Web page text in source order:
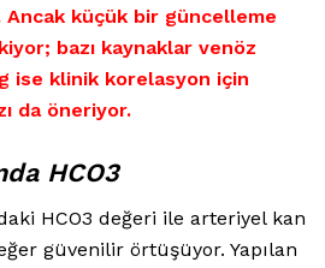
küçük bir güncelleme
bazı kaynaklar venöz
ise klinik korelasyon için
da öneriyor.
HCO3
HCO3 değeri ile arteriyel kan
güvenilir örtüşüyor. Yapılan